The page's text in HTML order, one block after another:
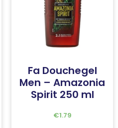
Fa Douchegel
Men – Amazonia
Spirit 250 ml
€1.79